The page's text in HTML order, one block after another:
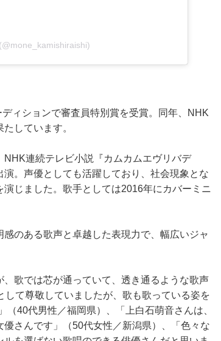
ィションで審査員特別賞を受賞。同年、NHK
しています。
連続テレビ小説『カムカムエヴリバデ
。声優としても活躍しており、社会現象とな
じました。歌手としては2016年にカバーミニ
のある歌声と卓越した表現力で、幅広いジャ
歌では芯が通っていて、透き通るような歌声
て尊敬していましたが、歌も歌っている姿を
40代男性／福岡県）、「上白石萌音さんは、
さんです」（50代女性／新潟県）、「色々な